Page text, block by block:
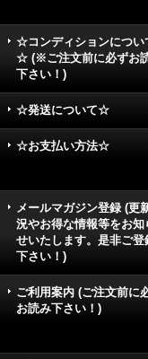
☆コンディションについ
☆ (※ご注文前に必ずお
下さい！)
☆発送について☆
☆お支払い方法☆
メールマガジン登録 (更
況やお得な情報等をお知
せいたします。是非ご登
下さい！)
ご利用案内 (ご注文前に
お読み下さい！)